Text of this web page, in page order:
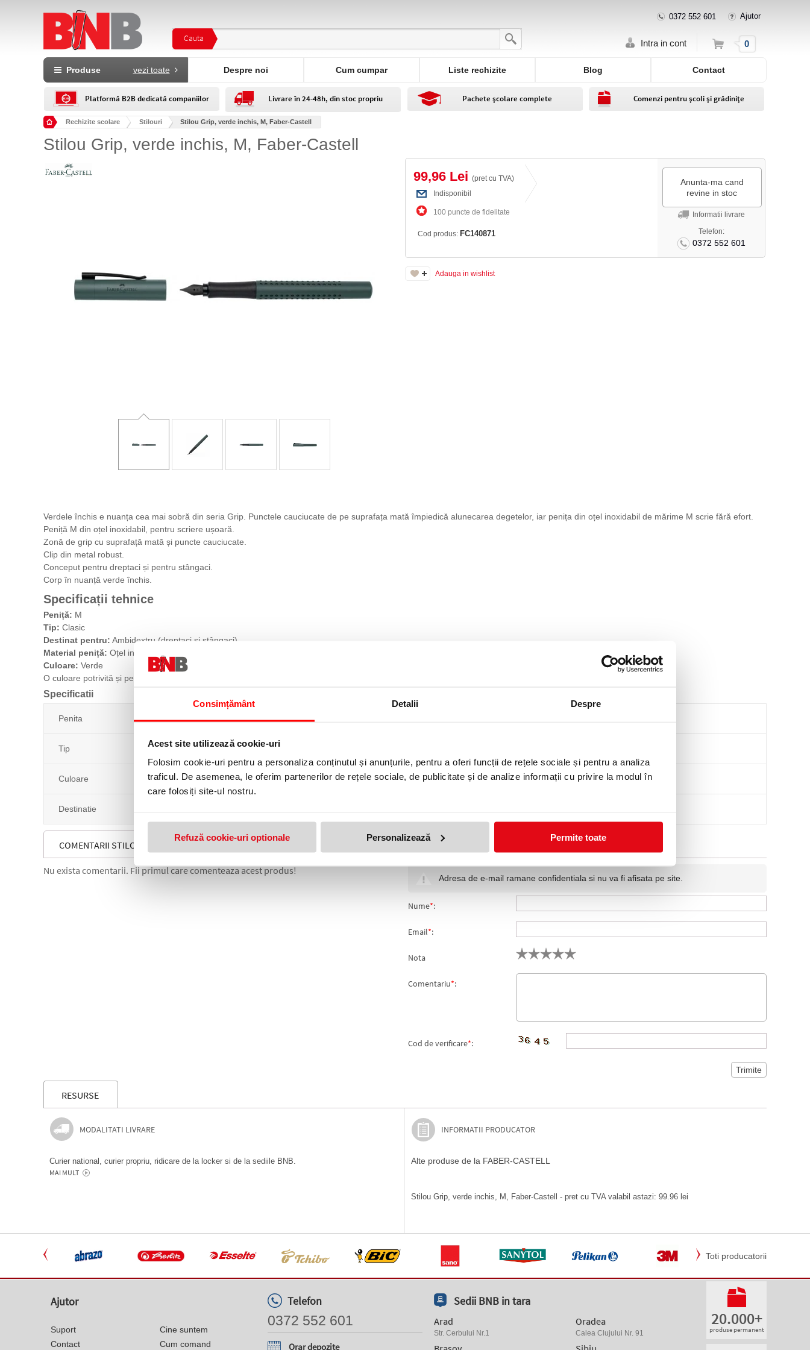
Consimțământ Detalii Despre
Acest site utilizează cookie-uri
Folosim cookie-uri pentru a personaliza conținutul și anunțurile, pentru a oferi funcții de rețele sociale și pentru a analiza
traficul. De asemenea, le oferim partenerilor de rețele sociale, de publicitate și de analize informații cu privire la modul în
care folosiți site-ul nostru.
Refuză cookie-uri optionale Personalizează Permite toate
Cauta
0372 552 601 Ajutor
Intra in cont Cos 0
Produse vezi toate Despre noi Cum cumpar Liste rechizite Blog Contact
Platformă B2B dedicată companiilor Livrare în 24-48h, din stoc propriu Pachete școlare complete Comenzi pentru școli și grădinițe
Rechizite scolare Stilouri Stilou Grip, verde inchis, M, Faber-Castell
Stilou Grip, verde inchis, M, Faber-Castell
99,96 Lei (pret cu TVA)
Indisponibil
100 puncte de fidelitate
Cod produs: FC140871
Anunta-ma cand
revine in stoc
Informatii livrare
Telefon:
0372 552 601
Adauga in wishlist
Verdele închis e nuanța cea mai sobră din seria Grip. Punctele cauciucate de pe suprafața mată împiedică alunecarea degetelor, iar penița din oțel inoxidabil de mărime M scrie fără efort.
Peniță M din oțel inoxidabil, pentru scriere ușoară.
Zonă de grip cu suprafață mată și puncte cauciucate.
Clip din metal robust.
Conceput pentru dreptaci și pentru stângaci.
Corp în nuanță verde închis.
Specificații tehnice
Peniță: M
Tip: Clasic
Destinat pentru: Ambidextru (dreptaci și stângaci)
Material peniță: Oțel inoxidabil
Culoare: Verde
O culoare potrivită și pentru birou.
Specificatii
Penita
Tip
Culoare Verde
Destinatie
COMENTARII STILOU GRIP, VERDE INCHIS, M, FABER-CASTELL
Nu exista comentarii. Fii primul care comenteaza acest produs!
Adresa de e-mail ramane confidentiala si nu va fi afisata pe site.
Nume*:
Email*:
Nota
Comentariu*:
Cod de verificare*:
RESURSE
MODALITATI LIVRARE
Curier national, curier propriu, ridicare de la locker si de la sediile BNB.
MAI MULT
INFORMATII PRODUCATOR
Alte produse de la FABER-CASTELL
Stilou Grip, verde inchis, M, Faber-Castell - pret cu TVA valabil astazi: 99.96 lei
Toti producatorii
Ajutor
Suport
Contact
Cine suntem
Cum comand
Telefon
0372 552 601
Orar depozite
Sedii BNB in tara
Arad
Str. Cerbului Nr.1
Oradea
Calea Clujului Nr. 91
20.000+
produse permanent